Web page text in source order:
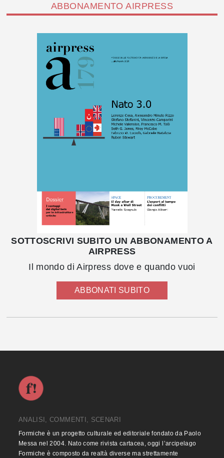
ABBONAMENTO AIRPRESS
SOTTOSCRIVI SUBITO UN ABBONAMENTO A
AIRPRESS
Il mondo di Airpress dove e quando vuoi
ABBONATI SUBITO
ANALISI, COMMENTI, SCENARI
Formiche è un progetto culturale ed editoriale fondato da Paolo
Messa nel 2004. Nato come rivista cartacea, oggi l’arcipelago
Formiche è composto da realtà diverse ma strettamente